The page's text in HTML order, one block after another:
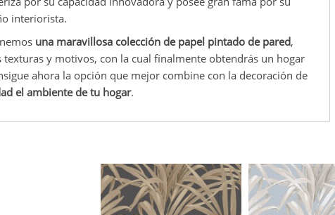
interiorista.
una maravillosa colección de papel pintado de pared,
y motivos, con la cual finalmente obtendrás un hogar
ahora la opción que mejor combine con la decoración de
el ambiente de tu hogar.